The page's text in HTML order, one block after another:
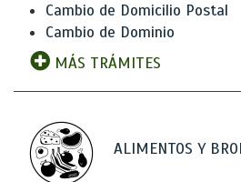
Cambio de Domicilio Postal
Cambio de Dominio
MÁS TRÁMITES
ALIMENTOS Y